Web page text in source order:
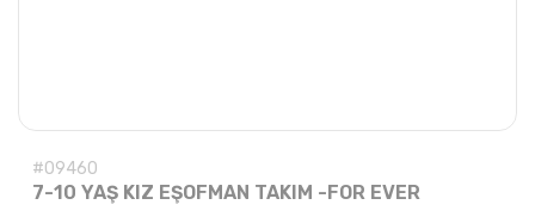
#09460
7-10 YAŞ KIZ EŞOFMAN TAKIM -FOR EVER